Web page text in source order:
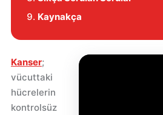
Kaynakça
Kanser;
vücuttaki
hücrelerin
kontrolsüz